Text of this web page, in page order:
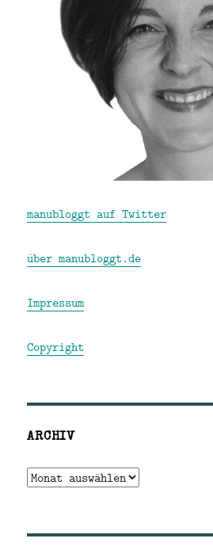
manubloggt auf Twitter
über manubloggt.de
Impressum
Copyright
ARCHIV
Archiv